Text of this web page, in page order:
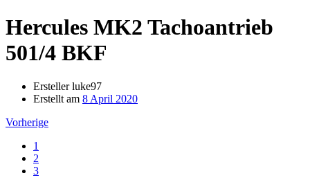
Hercules MK2 Tachoantrieb
501/4 BKF
Erstellerluke97
Erstellt am 8 April 2020
Vorherige
1
2
3